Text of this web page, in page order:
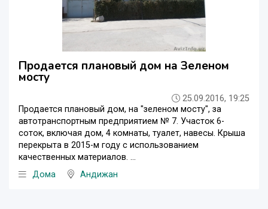
Продается плановый дом на Зеленом
мосту
25.09.2016, 19:25
Продается плановый дом, на "зеленом мосту", за
автотранспортным предприятием № 7. Участок 6-
соток, включая дом, 4 комнаты, туалет, навесы. Крыша
перекрыта в 2015-м году с использованием
качественных материалов. ...
Дома
Андижан